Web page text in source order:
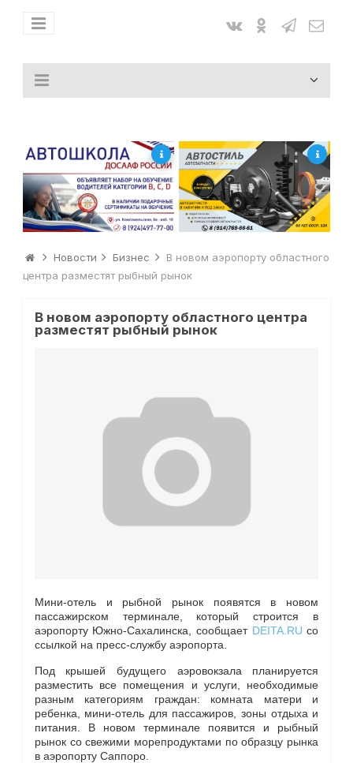
Новости Бизнес
В новом аэропорту областного
центра разместят рыбный рынок
В новом аэропорту областного центра
разместят рыбный рынок
Мини-отель и рыбной рынок появятся в новом
пассажирском терминале, который строится в
аэропорту Южно-Сахалинска, сообщает DEITA.RU со
ссылкой на пресс-службу аэропорта.
Под крышей будущего аэровокзала планируется
разместить все помещения и услуги, необходимые
разным категориям граждан: комната матери и
ребенка, мини-отель для пассажиров, зоны отдыха и
питания. В новом терминале появится и рыбный
рынок со свежими морепродуктами по образцу рынка
в аэропорту Саппоро.